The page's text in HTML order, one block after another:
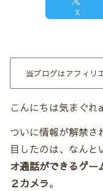
X
当ブログはアフィリ
こんにちは気まぐれ
ついに情報が解禁
目したのは、なんと
オ通話ができるゲー
２カメラ。